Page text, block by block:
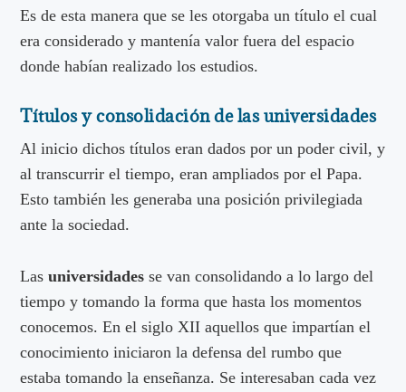
Es de esta manera que se les otorgaba un título el cual
era considerado y mantenía valor fuera del espacio
donde habían realizado los estudios.
Títulos y consolidación de las universidades
Al inicio dichos títulos eran dados por un poder civil, y
al transcurrir el tiempo, eran ampliados por el Papa.
Esto también les generaba una posición privilegiada
ante la sociedad.
Lasuniversidades se van consolidando a lo largo del
tiempo y tomando la forma que hasta los momentos
conocemos. En el siglo XII aquellos que impartían el
conocimiento iniciaron la defensa del rumbo que
estaba tomando la enseñanza. Se interesaban cada vez